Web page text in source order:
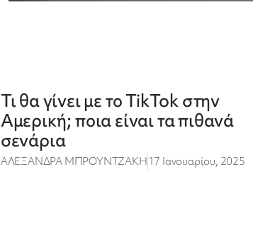
Τι θα γίνει με το TikTok στην
Αμερική; ποια είναι τα πιθανά
σενάρια
ΑΛΕΞΑΝΔΡΑ ΜΠΡΟΥΝΤΖΑΚΗ17 Ιανουαρίου, 2025